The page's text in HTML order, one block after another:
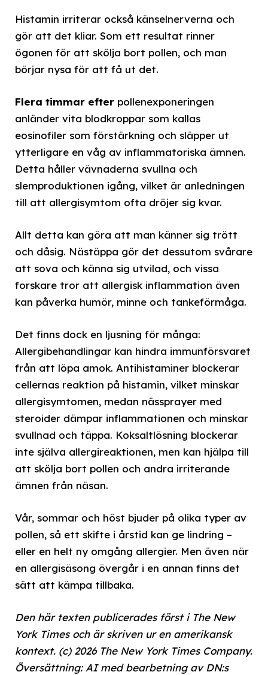
Histamin irriterar också känselnerverna och
gör att det kliar. Som ett resultat rinner
ögonen för att skölja bort pollen, och man
börjar nysa för att få ut det.
Flera timmar efter pollenexponeringen
anländer vita blodkroppar som kallas
eosinofiler som förstärkning och släpper ut
ytterligare en våg av inflammatoriska ämnen.
Detta håller vävnaderna svullna och
slemproduktionen igång, vilket är anledningen
till att allergisymtom ofta dröjer sig kvar.
Allt detta kan göra att man känner sig trött
och dåsig. Nästäppa gör det dessutom svårare
att sova och känna sig utvilad, och vissa
forskare tror att allergisk inflammation även
kan påverka humör, minne och tankeförmåga.
Det finns dock en ljusning för många:
Allergibehandlingar kan hindra immunförsvaret
från att löpa amok. Antihistaminer blockerar
cellernas reaktion på histamin, vilket minskar
allergisymtomen, medan nässprayer med
steroider dämpar inflammationen och minskar
svullnad och täppa. Koksaltlösning blockerar
inte själva allergireaktionen, men kan hjälpa till
att skölja bort pollen och andra irriterande
ämnen från näsan.
Vår, sommar och höst bjuder på olika typer av
pollen, så ett skifte i årstid kan ge lindring –
eller en helt ny omgång allergier. Men även när
en allergisäsong övergår i en annan finns det
sätt att kämpa tillbaka.
Den här texten publicerades först i The New
York Times och är skriven ur en amerikansk
kontext. (c) 2026 The New York Times Company.
Översättning: AI med bearbetning av DN:s